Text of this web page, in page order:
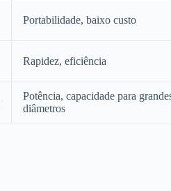
Portabilidade, baixo custo
Rapidez, eficiência
Potência, capacidade para
diâmetros